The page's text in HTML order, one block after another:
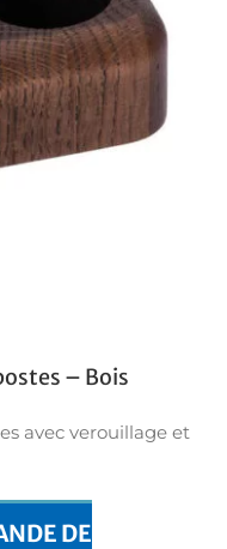
– Bois
avec verouillage et
DE